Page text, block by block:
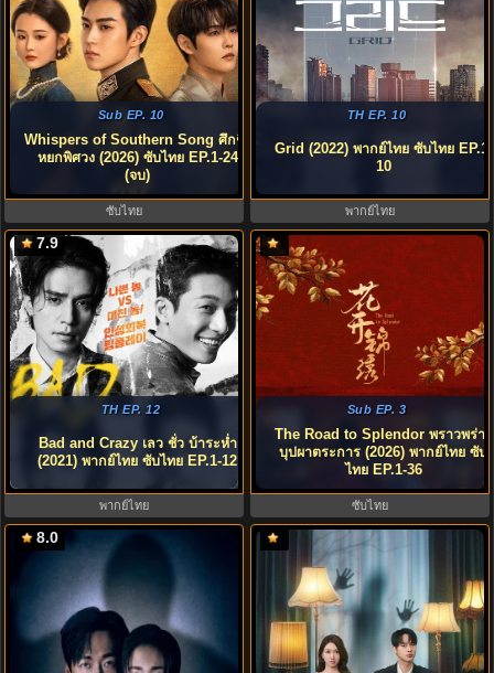
Sub EP. 10
Whispers of Southern Song ศึกชิง
หยกพิศวง (2026) ซับไทย EP.1-24
(จบ)
ซับไทย
TH EP. 10
Grid (2022) พากย์ไทย ซับไทย EP.1-
10
พากย์ไทย
7.9
TH EP. 12
Bad and Crazy เลว ชั่ว บ้าระห่ำ
(2021) พากย์ไทย ซับไทย EP.1-12
พากย์ไทย
Sub EP. 3
The Road to Splendor พราวพร่าง
บุปผาตระการ (2026) พากย์ไทย ซับ
ไทย EP.1-36
ซับไทย
8.0